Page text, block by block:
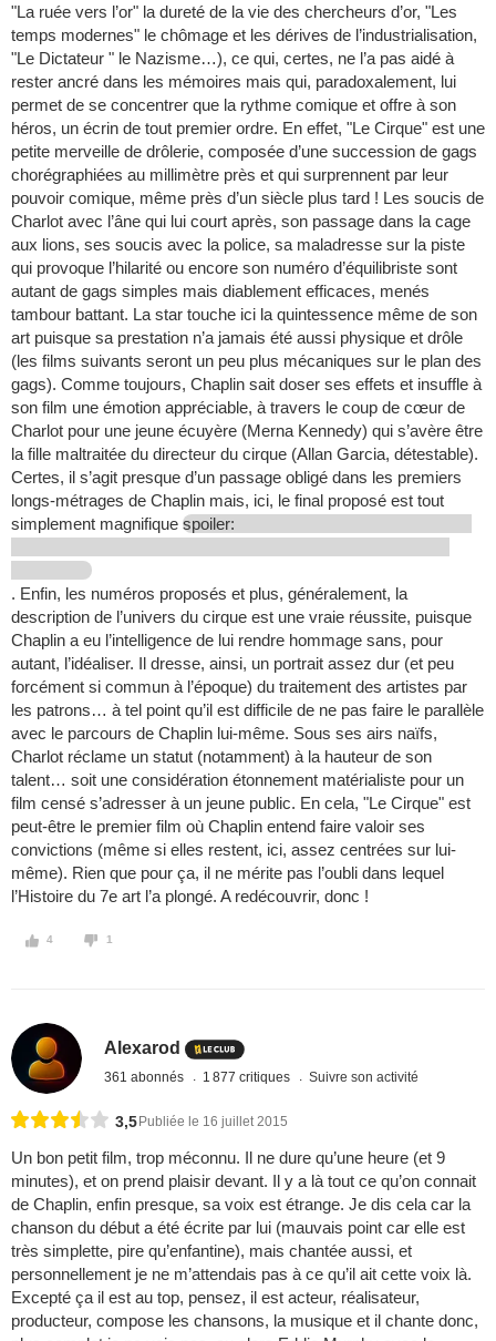
"La ruée vers l’or" la dureté de la vie des chercheurs d’or, "Les
temps modernes" le chômage et les dérives de l’industrialisation,
"Le Dictateur " le Nazisme…), ce qui, certes, ne l’a pas aidé à
rester ancré dans les mémoires mais qui, paradoxalement, lui
permet de se concentrer que la rythme comique et offre à son
héros, un écrin de tout premier ordre. En effet, "Le Cirque" est une
petite merveille de drôlerie, composée d’une succession de gags
chorégraphiées au millimètre près et qui surprennent par leur
pouvoir comique, même près d’un siècle plus tard ! Les soucis de
Charlot avec l’âne qui lui court après, son passage dans la cage
aux lions, ses soucis avec la police, sa maladresse sur la piste
qui provoque l’hilarité ou encore son numéro d’équilibriste sont
autant de gags simples mais diablement efficaces, menés
tambour battant. La star touche ici la quintessence même de son
art puisque sa prestation n’a jamais été aussi physique et drôle
(les films suivants seront un peu plus mécaniques sur le plan des
gags). Comme toujours, Chaplin sait doser ses effets et insuffle à
son film une émotion appréciable, à travers le coup de cœur de
Charlot pour une jeune écuyère (Merna Kennedy) qui s’avère être
la fille maltraitée du directeur du cirque (Allan Garcia, détestable).
Certes, il s’agit presque d’un passage obligé dans les premiers
longs-métrages de Chaplin mais, ici, le final proposé est tout
simplement magnifique spoiler:
. Enfin, les numéros proposés et plus, généralement, la
description de l’univers du cirque est une vraie réussite, puisque
Chaplin a eu l’intelligence de lui rendre hommage sans, pour
autant, l’idéaliser. Il dresse, ainsi, un portrait assez dur (et peu
forcément si commun à l’époque) du traitement des artistes par
les patrons… à tel point qu’il est difficile de ne pas faire le parallèle
avec le parcours de Chaplin lui-même. Sous ses airs naïfs,
Charlot réclame un statut (notamment) à la hauteur de son
talent… soit une considération étonnement matérialiste pour un
film censé s’adresser à un jeune public. En cela, "Le Cirque" est
peut-être le premier film où Chaplin entend faire valoir ses
convictions (même si elles restent, ici, assez centrées sur lui-
même). Rien que pour ça, il ne mérite pas l’oubli dans lequel
l’Histoire du 7e art l’a plongé. A redécouvrir, donc !
4 1
Alexarod
361 abonnés 1 877 critiques Suivre son activité
3,5 Publiée le 16 juillet 2015
Un bon petit film, trop méconnu. Il ne dure qu’une heure (et 9
minutes), et on prend plaisir devant. Il y a là tout ce qu’on connait
de Chaplin, enfin presque, sa voix est étrange. Je dis cela car la
chanson du début a été écrite par lui (mauvais point car elle est
très simplette, pire qu’enfantine), mais chantée aussi, et
personnellement je ne m’attendais pas à ce qu’il ait cette voix là.
Excepté ça il est au top, pensez, il est acteur, réalisateur,
producteur, compose les chansons, la musique et il chante donc,